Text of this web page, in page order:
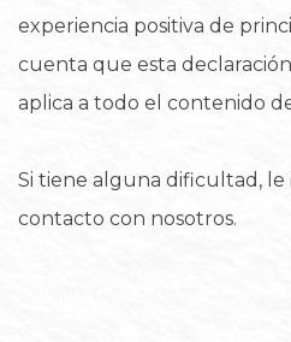
experiencia positiva de
cuenta que esta
aplica a todo el contenido
Si tiene alguna dificultad, le
contacto con nosotros.